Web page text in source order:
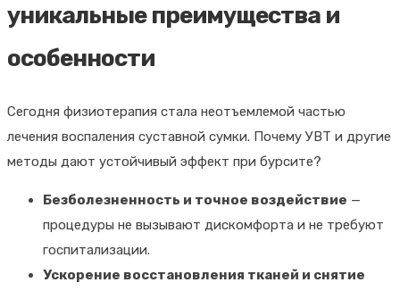
уникальные преимущества и
особенности
Сегодня физиотерапия стала неотъемлемой частью
лечения воспаления суставной сумки. Почему УВТ и другие
методы дают устойчивый эффект при бурсите?
Безболезненность и точное воздействие —
процедуры не вызывают дискомфорта и не требуют
госпитализации.
Ускорение восстановления тканей и снятие